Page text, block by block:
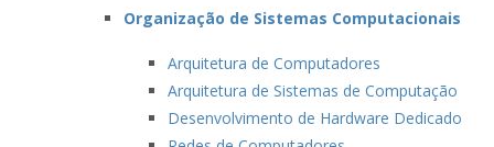
Organização de Sistemas Computacionais
Arquitetura de Computadores
Arquitetura de Sistemas de Computação
Desenvolvimento de Hardware Dedicado